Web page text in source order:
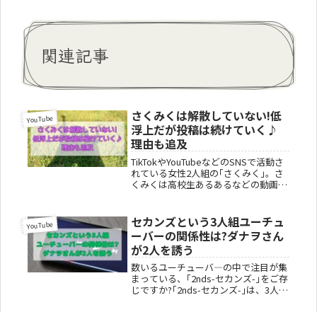
関連記事
YouTube
さくみくは解散していない!低
浮上だが投稿は続けていく♪
理由も追及
TikTokやYouTubeなどのSNSで活動さ
れている女性2人組の｢さくみく｣。さ
くみくは高校生あるあるなどの動画を
り、さくみくの投稿が減ったりしてい
ますが、解散して...
YouTube
セカンズという3人組ユーチュ
ーバーの関係性は?ダナヲさん
が2人を誘う
数いるユーチューバ―の中で注目が集
まっている、｢2nds-セカンズ-｣をご存
じですか?｢2nds-セカンズ-｣は、3人組